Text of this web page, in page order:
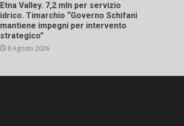
Etna Valley. 7,2 mln per servizio
idrico. Timarchio “Governo Schifani
mantiene impegni per intervento
strategico”
8 Agosto 2026